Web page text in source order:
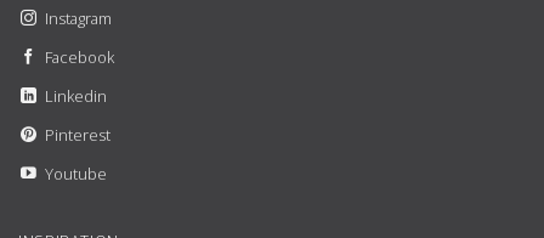
Instagram
Facebook
Linkedin
Pinterest
Youtube